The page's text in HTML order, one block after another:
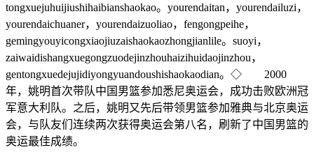
tongxuejuhuijiushihaibianshaokao。yourendaitan，yourendailuzi，
yourendaichuaner，yourendaizuoliao，fengongpeihe，
gemingyouyicongxiaojiuzaishaokaozhongjianlile。suoyi，
zaiwaidishangxuegongzuodejinzhouhaizihuidaojinzhou，
gentongxuedejujidiyongyuandoushishaokaodian。◇ 2000
年，姚明首次带队中国男篮参加悉尼奥运会，成功击败欧洲冠
军意大利队。之后，姚明又先后带领男篮参加雅典与北京奥运
会，与队友们连续两次获得奥运会第八名，刷新了中国男篮的
奥运最佳成绩。